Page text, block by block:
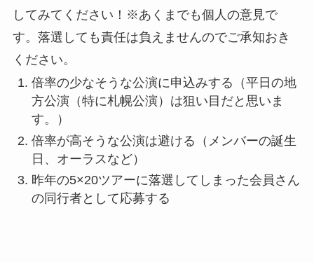
してみてください！※あくまでも個人の意見で
す。落選しても責任は負えませんのでご承知おき
ください。
倍率の少なそうな公演に申込みする（平日の地
方公演（特に札幌公演）は狙い目だと思いま
す。）
倍率が高そうな公演は避ける（メンバーの誕生
日、オーラスなど）
昨年の5×20ツアーに落選してしまった会員さん
の同行者として応募する